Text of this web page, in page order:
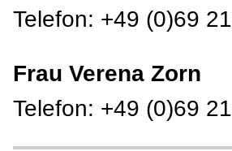
Telefon: +49 (0)69
Frau Verena Zorn
Telefon: +49 (0)69